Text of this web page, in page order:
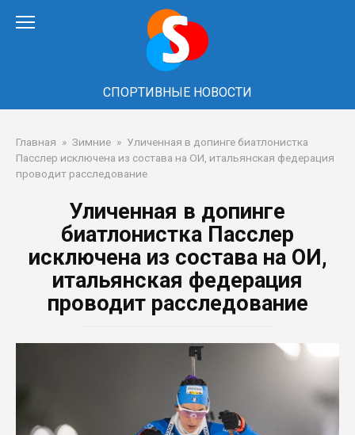
СПОРТИВНЫЕ НОВОСТИ
Главная » Зимние » Уличенная в допинге биатлонистка
Пасслер исключена из состава на ОИ, итальянская федерация
проводит расследование
Уличенная в допинге
биатлонистка Пасслер
исключена из состава на ОИ,
итальянская федерация
проводит расследование